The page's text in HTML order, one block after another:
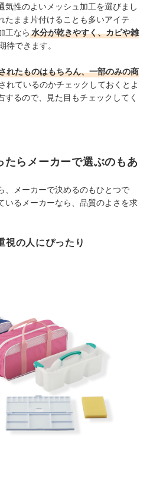
気性のよいメッシュ加工を選びまし
たまま片付けることも多いアイテ
工なら 水分が乾きやすく、カビや雑
待できます。
れたものはもちろん、一部のみの商
れているのかチェックしておくとよ
するので、見た目もチェックしてく
たらメーカーで選ぶのもあ
、メーカーで決めるのもひとつで
いるメーカーなら、品質のよさを求
視の人にぴったり